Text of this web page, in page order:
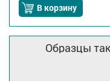
В корзину
Образцы